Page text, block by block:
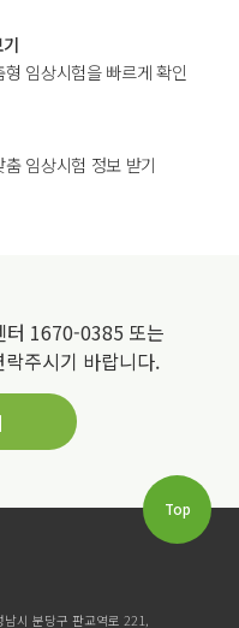
임상시험을 빠르게 확인
임상시험 정보 받기
터 1670-0385 또는
주시기 바랍니다.
시 분당구 판교역로 221,
Top